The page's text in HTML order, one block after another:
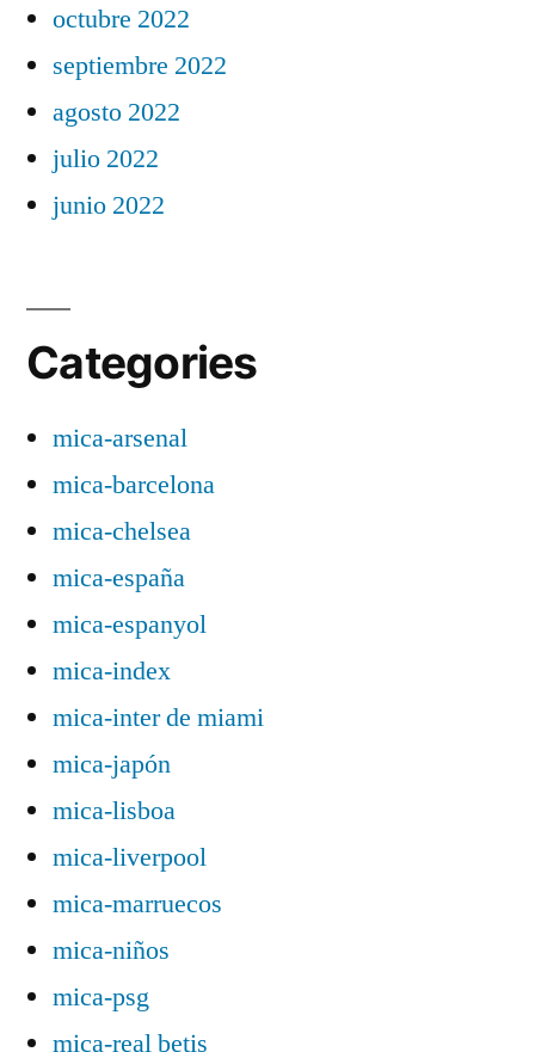
octubre 2022
septiembre 2022
agosto 2022
julio 2022
junio 2022
Categories
mica-arsenal
mica-barcelona
mica-chelsea
mica-españa
mica-espanyol
mica-index
mica-inter de miami
mica-japón
mica-lisboa
mica-liverpool
mica-marruecos
mica-niños
mica-psg
mica-real betis